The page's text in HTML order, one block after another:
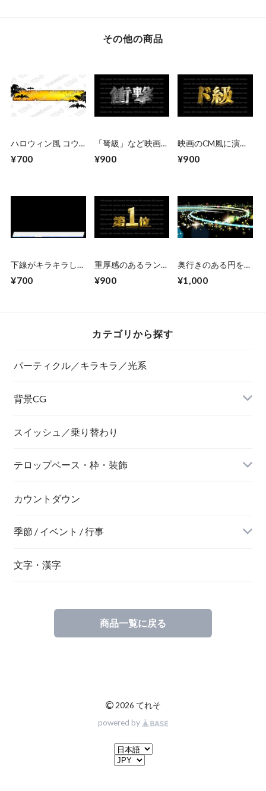
その他の商品
ハロウィン風 コウ
ロップ枠が出てくる
¥700
「弩級」など映画の
立体的な漢字５種
¥900
映画のCM風に演出
５種類 No.2 ゴ
¥900
下線がキラキラした
¥700
重厚感のあるランキ
1位 ミックス
¥900
奥行きのある円を描
る 左右から
¥1,000
カテゴリから探す
パーティクル／キラキラ／光系
背景CG
ニュース風
デジタル風
スイッシュ／乗り替わり
テロップベース・枠・装飾
ネオン風
カウントダウン
季節 / イベント / 行事
文字・漢字
商品一覧に戻る
©2026 てれそ
powered by